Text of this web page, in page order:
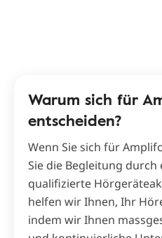
Warum sich für
entscheiden?
Wenn Sie sich für
Sie die Begleitung
qualifizierte
helfen wir Ihnen, Ihr
indem wir Ihnen